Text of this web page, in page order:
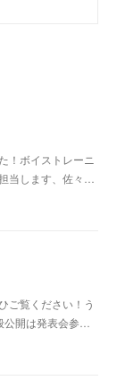
！ボイストレーニ
当します、佐々…
ご覧ください！う
開は発表会参…